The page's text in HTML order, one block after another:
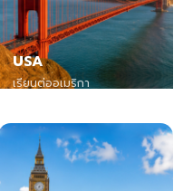
USA
เรียนต่ออเมริกา